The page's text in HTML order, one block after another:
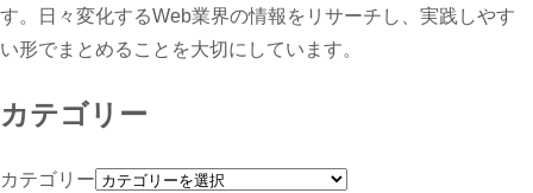
す。日々変化するWeb業界の情報をリサーチし、実践しやす
い形でまとめることを大切にしています。
カテゴリー
カテゴリー